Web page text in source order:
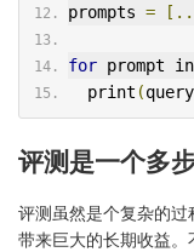
prompts =
for prompt in
  print
(query
评测是一个多
评测虽然是个复杂的
带来巨大的长期收益